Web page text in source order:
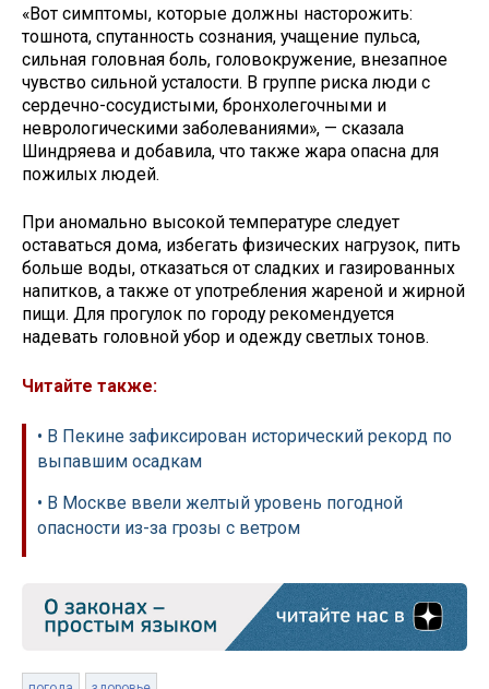
«Вот симптомы, которые должны насторожить:
тошнота, спутанность сознания, учащение пульса,
сильная головная боль, головокружение, внезапное
чувство сильной усталости. В группе риска люди с
сердечно-сосудистыми, бронхолегочными и
неврологическими заболеваниями», — сказала
Шиндряева и добавила, что также жара опасна для
пожилых людей.
При аномально высокой температуре следует
оставаться дома, избегать физических нагрузок, пить
больше воды, отказаться от сладких и газированных
напитков, а также от употребления жареной и жирной
пищи. Для прогулок по городу рекомендуется
надевать головной убор и одежду светлых тонов.
Читайте также:
• В Пекине зафиксирован исторический рекорд по
выпавшим осадкам
• В Москве ввели желтый уровень погодной
опасности из-за грозы с ветром